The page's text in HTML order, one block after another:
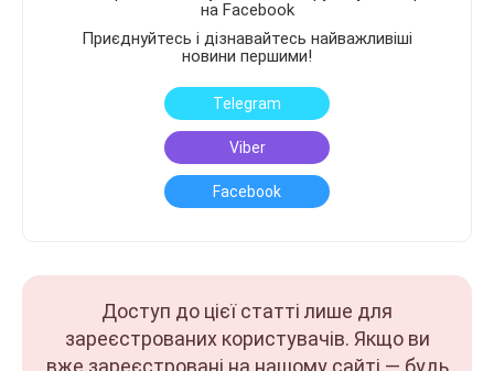
на Facebook
Приєднуйтесь і дізнавайтесь найважливіші
новини першими!
Telegram
Viber
Facebook
Доступ до цієї статті лише для
зареєстрованих користувачів. Якщо ви
вже зареєстровані на нашому сайті — будь